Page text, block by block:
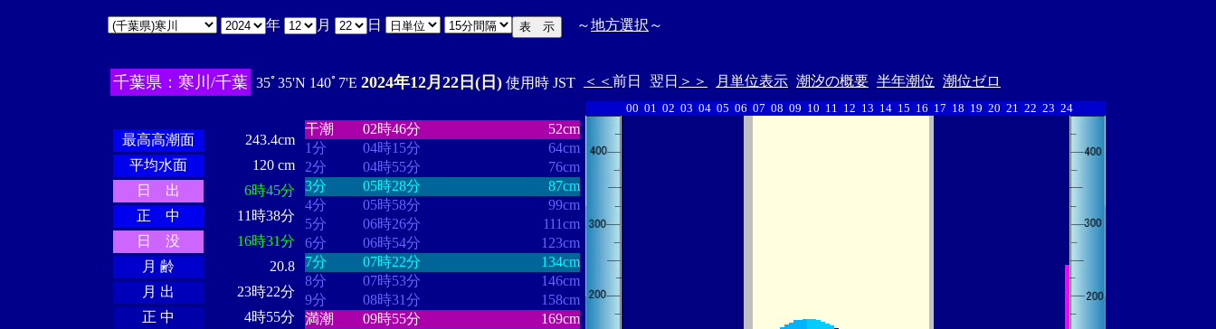
年 月 日 ～地方選択 ～
千葉県：寒川/千葉 35ﾟ35'N 140ﾟ7'E 2024年12月22日(日) 使用時 JST ＜＜ 前日 翌日 ＞＞ 月単位表示 潮汐の概要 半年潮位 潮位ゼロ
最高高潮面
243.4cm
平均水面
120 cm
日 出
6時45分
正 中
11時38分
日 没
16時31分
月 齢
20.8
月 出
23時22分
正 中
4時55分
干潮
02時46分
52cm
1分
04時15分
64cm
2分
04時55分
76cm
3分
05時28分
87cm
4分
05時58分
99cm
5分
06時26分
111cm
6分
06時54分
123cm
7分
07時22分
134cm
8分
07時53分
146cm
9分
08時31分
158cm
満潮
09時55分
169cm
00 01 02 03 04 05 06 07 08 09 10 11 12 13 14 15 16 17 18 19 20 21 22 23 24